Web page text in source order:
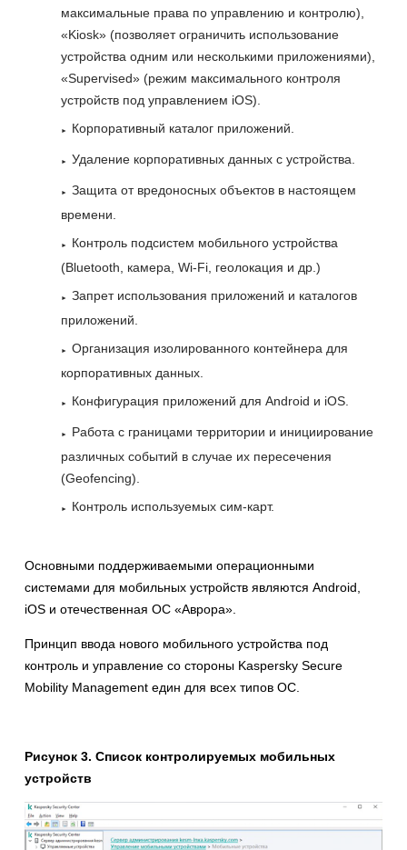
максимальные права по управлению и контролю),
«Kiosk» (позволяет ограничить использование
устройства одним или несколькими приложениями),
«Supervised» (режим максимального контроля
устройств под управлением iOS).
Корпоративный каталог приложений.
Удаление корпоративных данных с устройства.
Защита от вредоносных объектов в настоящем
времени.
Контроль подсистем мобильного устройства
(Bluetooth, камера, Wi-Fi, геолокация и др.)
Запрет использования приложений и каталогов
приложений.
Организация изолированного контейнера для
корпоративных данных.
Конфигурация приложений для Android и iOS.
Работа с границами территории и инициирование
различных событий в случае их пересечения
(Geofencing).
Контроль используемых сим-карт.
Основными поддерживаемыми операционными
системами для мобильных устройств являются Android,
iOS и отечественная ОС «Аврора».
Принцип ввода нового мобильного устройства под
контроль и управление со стороны Kaspersky Secure
Mobility Management един для всех типов ОС.
Рисунок 3. Список контролируемых мобильных
устройств